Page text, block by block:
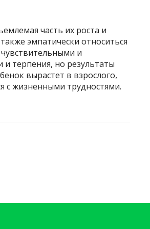
часть их роста и
эмпатически относиться
и
терпения, но результаты
вырастет в взрослого,
с жизненными трудностями.